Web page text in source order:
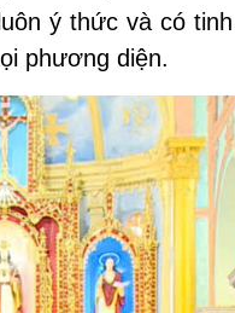
ý thức và có
phương diện.